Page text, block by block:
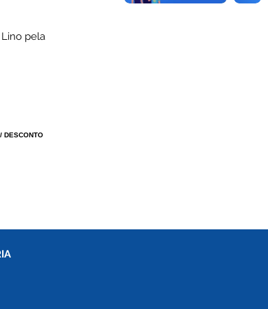
pela
DESCONTO